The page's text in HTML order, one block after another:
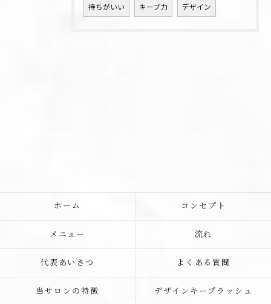
持ちがいい キープ力 デザイン
ホーム コンセプト
メニュー 流れ
代表あいさつ よくある質問
当サロンの特徴 デザインキープラッシュ